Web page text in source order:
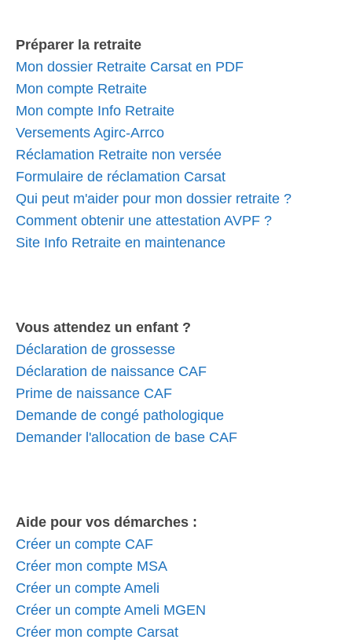
Préparer la retraite
Mon dossier Retraite Carsat en PDF
Mon compte Retraite
Mon compte Info Retraite
Versements Agirc-Arrco
Réclamation Retraite non versée
Formulaire de réclamation Carsat
Qui peut m'aider pour mon dossier retraite ?
Comment obtenir une attestation AVPF ?
Site Info Retraite en maintenance
Vous attendez un enfant ?
Déclaration de grossesse
Déclaration de naissance CAF
Prime de naissance CAF
Demande de congé pathologique
Demander l'allocation de base CAF
Aide pour vos démarches :
Créer un compte CAF
Créer mon compte MSA
Créer un compte Ameli
Créer un compte Ameli MGEN
Créer mon compte Carsat